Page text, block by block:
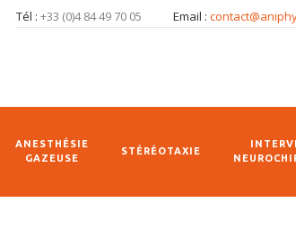
Tél : +33 (0)4 84 49 70 05 Email :
ANESTHÉSIE
GAZEUSE
STÉRÉOTAXIE